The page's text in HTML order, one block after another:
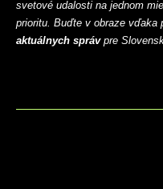
svetové udalosti na jednom
prioritu. Buďte v obraze vďaka
aktuálnych správpre